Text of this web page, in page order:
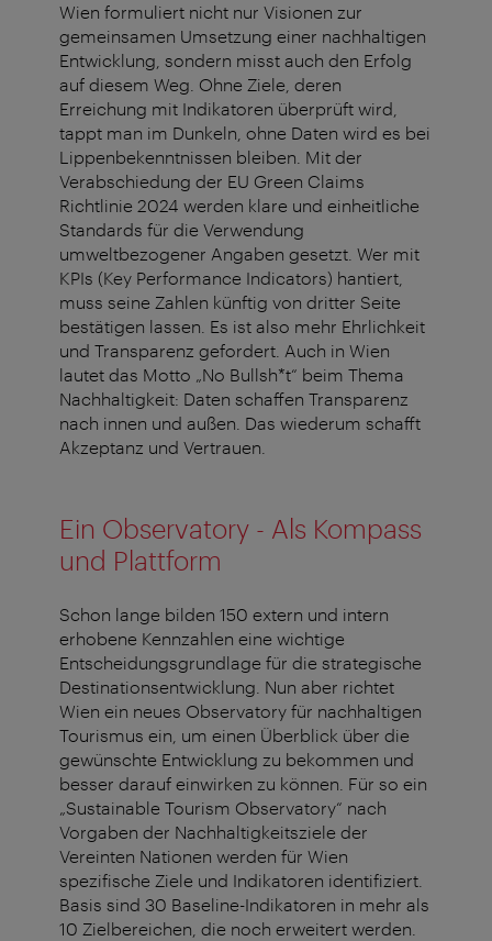
Wien formuliert nicht nur Visionen zur
gemeinsamen Umsetzung einer nachhaltigen
Entwicklung, sondern misst auch den Erfolg
auf diesem Weg. Ohne Ziele, deren
Erreichung mit Indikatoren überprüft wird,
tappt man im Dunkeln, ohne Daten wird es bei
Lippenbekenntnissen bleiben. Mit der
Verabschiedung der EU Green Claims
Richtlinie 2024 werden klare und einheitliche
Standards für die Verwendung
umweltbezogener Angaben gesetzt. Wer mit
KPIs (Key Performance Indicators) hantiert,
muss seine Zahlen künftig von dritter Seite
bestätigen lassen. Es ist also mehr Ehrlichkeit
und Transparenz gefordert. Auch in Wien
lautet das Motto „No Bullsh*t“ beim Thema
Nachhaltigkeit: Daten schaffen Transparenz
nach innen und außen. Das wiederum schafft
Akzeptanz und Vertrauen.
Ein Observatory - Als Kompass
und Plattform
Schon lange bilden 150 extern und intern
erhobene Kennzahlen eine wichtige
Entscheidungsgrundlage für die strategische
Destinationsentwicklung. Nun aber richtet
Wien ein neues Observatory für nachhaltigen
Tourismus ein, um einen Überblick über die
gewünschte Entwicklung zu bekommen und
besser darauf einwirken zu können. Für so ein
„Sustainable Tourism Observatory“ nach
Vorgaben der Nachhaltigkeitsziele der
Vereinten Nationen werden für Wien
spezifische Ziele und Indikatoren identifiziert.
Basis sind 30 Baseline-Indikatoren in mehr als
10 Zielbereichen, die noch erweitert werden.